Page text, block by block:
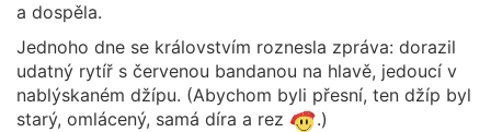
a dospěla.
Jednoho dne se královstvím roznesla zpráva: dorazil
udatný rytíř s červenou bandanou na hlavě, jedoucí v
nablýskaném džípu. (Abychom byli přesní, ten džíp byl
starý, omlácený, samá díra a rez
.)